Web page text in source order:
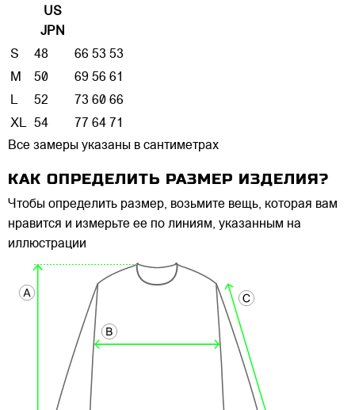
US
JPN
S 48 66 53 53
M
50 69 56 61
L
52 73 60 66
XL 54 77 64 71
Все замеры указаны в сантиметрах
КАК ОПРЕДЕЛИТЬ РАЗМЕР ИЗДЕЛИЯ?
Чтобы определить размер, возьмите вещь, которая вам
нравится и измерьте ее по линиям, указанным на
иллюстрации